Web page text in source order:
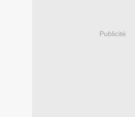
Publicité